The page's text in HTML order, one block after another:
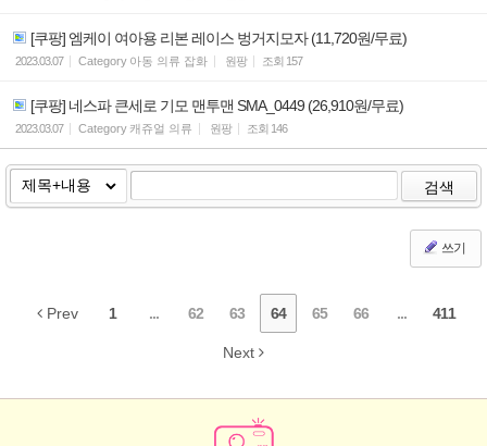
[쿠팡] 엠케이 여아용 리본 레이스 벙거지모자 (11,720원/무료)
2023.03.07 Category 아동 의류 잡화 원팡 조회 157
[쿠팡] 네스파 큰세로 기모 맨투맨 SMA_0449 (26,910원/무료)
2023.03.07 Category 캐쥬얼 의류 원팡 조회 146
검색
쓰기
Prev 1 ... 62 63 64 65 66 ... 411
Next